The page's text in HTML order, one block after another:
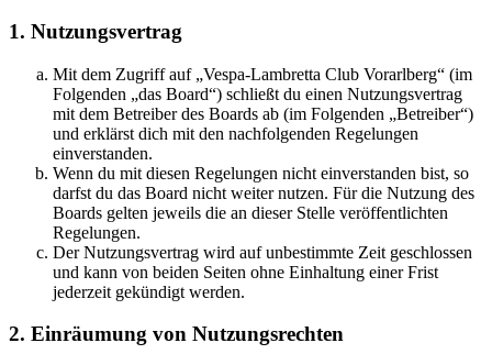
1. Nutzungsvertrag
Mit dem Zugriff auf „Vespa-Lambretta Club Vorarlberg“ (im
Folgenden „das Board“) schließt du einen Nutzungsvertrag
mit dem Betreiber des Boards ab (im Folgenden „Betreiber“)
und erklärst dich mit den nachfolgenden Regelungen
einverstanden.
Wenn du mit diesen Regelungen nicht einverstanden bist, so
darfst du das Board nicht weiter nutzen. Für die Nutzung des
Boards gelten jeweils die an dieser Stelle veröffentlichten
Regelungen.
Der Nutzungsvertrag wird auf unbestimmte Zeit geschlossen
und kann von beiden Seiten ohne Einhaltung einer Frist
jederzeit gekündigt werden.
2. Einräumung von Nutzungsrechten